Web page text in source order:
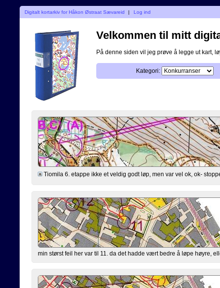
Digitalt kortarkiv for Håkon Østraat Sævareid | Log ind
Velkommen til mitt
På denne siden vil jeg prøve å legge ut kart,
Kategori:
Tiomila 6. etappe ikke et veldig godt løp, men var vel ok, ok-
min størst feil her var til 11. da det hadde vært bedre å løpe høyre,